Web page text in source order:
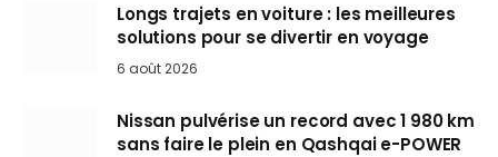
Longs trajets en voiture : les meilleures
solutions pour se divertir en voyage
6 août 2026
Nissan pulvérise un record avec 1 980 km
sans faire le plein en Qashqai e-POWER